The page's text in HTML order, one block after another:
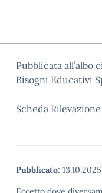
Pubblicata
Bisogni Educativi
Scheda
Pubblicato: 13.10.2025